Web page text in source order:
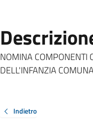
NOMINA COMPONENTI
DELL'INFANZIA
Indietro